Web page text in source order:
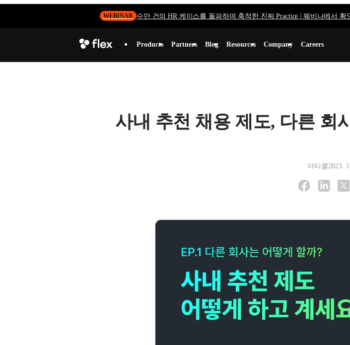
WEBINAR 수만 건의 HR 케이스를 돌파하며 축적한 진짜 Practice | 웨비나에서 확
Products Partners Blog Resources Company Careers
사내 추천 채용 제도, 다른 회
아티클2023.